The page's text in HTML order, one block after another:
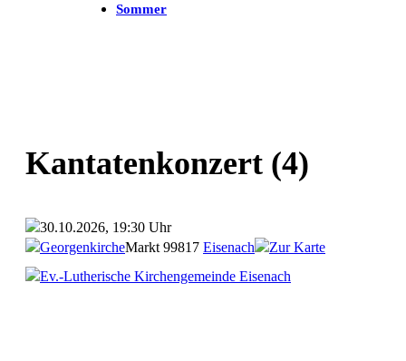
Sommer
Kantatenkonzert (4)
30.10.2026, 19:30 Uhr
GeorgenkircheMarkt99817 Eisenach
Zur Karte
Ev.-Lutherische Kirchengemeinde Eisenach